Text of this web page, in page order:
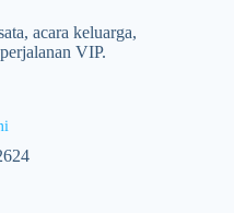
acara keluarga,
VIP.